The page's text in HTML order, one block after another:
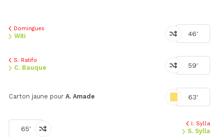
46'
Domingues
Witi
59'
S. Ratifo
C. Bauque
63'
Carton jaune pour A. Amade
65'
I. Sylla
S. Sylla